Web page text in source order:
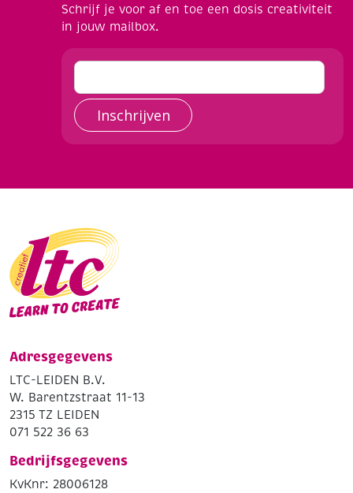
Schrijf je voor af en toe een dosis creativiteit
in jouw mailbox.
Inschrijven
Adresgegevens
LTC-LEIDEN B.V.
W. Barentzstraat 11-13
2315 TZ LEIDEN
071 522 36 63
Bedrijfsgegevens
KvKnr: 28006128